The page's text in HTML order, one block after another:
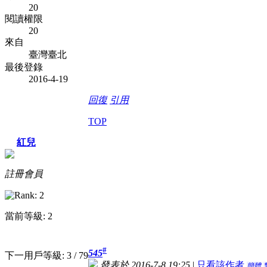
20
閱讀權限
20
來自
臺灣臺北
最後登錄
2016-4-19
回復 引用
TOP
紅兒
註冊會員
當前等級: 2
下一用戶等級: 3 / 79545#